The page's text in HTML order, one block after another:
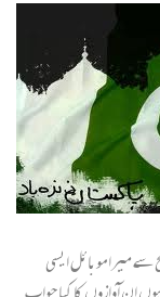
سے میرا موبائل ایسی